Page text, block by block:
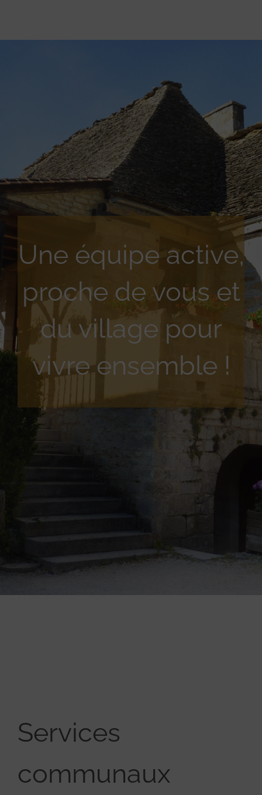
Une équipe active,
proche de vous et
du village pour
vivre ensemble !
Services
communaux